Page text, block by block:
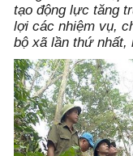
tạo động lực tăng
lợi các nhiệm vụ,
bộ xã lần thứ nhất,